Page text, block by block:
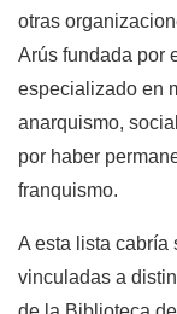
otras
Arús fundada por
especializado en
anarquismo,
por haber
franquismo.
A esta lista cabría
vinculadas a